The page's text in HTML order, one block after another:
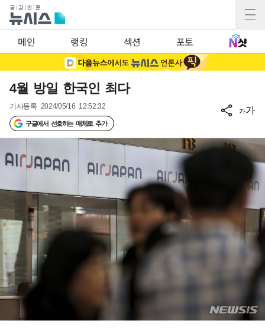
메인 랭킹 섹션 포토
4월 방일 한국인 최다
기사등록 2024/05/16 12:52:32
구글에서 선호하는 매체로 추가
가가